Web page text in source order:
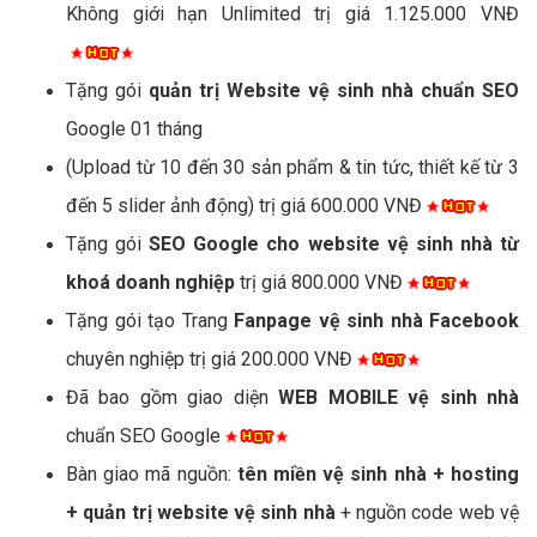
Không giới hạn Unlimited trị giá 1.125.000 VNĐ
Tặng gói quản trị Website vệ sinh nhà chuẩn SEO
Google 01 tháng
(Upload từ 10 đến 30 sản phẩm & tin tức, thiết kế từ 3
đến 5 slider ảnh động) trị giá 600.000 VNĐ
Tặng góiSEO Google cho website vệ sinh nhà từ
khoá doanh nghiệp trị giá 800.000 VNĐ
Tặng gói tạo Trang Fanpage vệ sinh nhà Facebook
chuyên nghiệp trị giá 200.000 VNĐ
Đã bao gồm giao diệnWEB MOBILE vệ sinh nhà
chuẩn SEO Google
Bàn giao mã nguồn: tên miền vệ sinh nhà + hosting
+ quản trị website vệ sinh nhà+ nguồn code web vệ